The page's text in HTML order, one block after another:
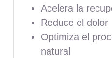
Acelera la
Reduce el dolor
Optimiza el
natural